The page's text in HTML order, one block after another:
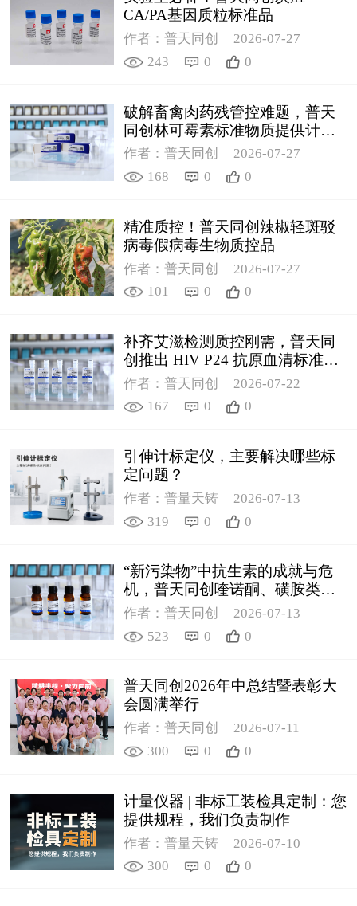
CA/PA基因质粒标准品
作者：普天同创
2026-07-27
243
0 0
破解畜禽肉药残管控难题，普天
同创林可霉素标准物质提供计量
支撑
作者：普天同创
2026-07-27
168
0 0
精准质控！普天同创辣椒轻斑驳
病毒假病毒生物质控品
作者：普天同创
2026-07-27
101
0 0
补齐艾滋检测质控刚需，普天同
创推出 HIV P24 抗原血清标准物
质
作者：普天同创
2026-07-22
167
0 0
引伸计标定仪，主要解决哪些标
定问题？
作者：普量天铸
2026-07-13
319
0 0
“新污染物”中抗生素的成就与危
机，普天同创喹诺酮、磺胺类质
控新品筑牢环境安全防线
作者：普天同创
2026-07-13
523
0 0
普天同创2026年中总结暨表彰大
会圆满举行
作者：普天同创
2026-07-11
300
0 0
计量仪器 | 非标工装检具定制：您
提供规程，我们负责制作
作者：普量天铸
2026-07-10
300
0 0